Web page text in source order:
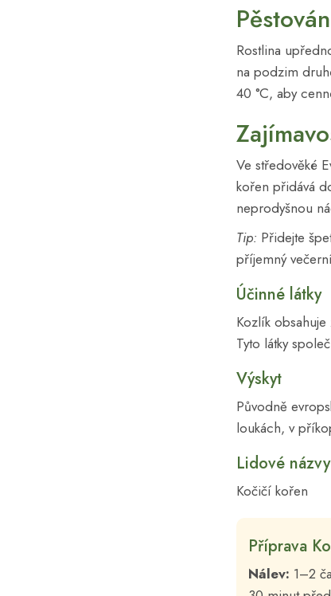
Rostlina
na podzim
40 °C, aby
Ve středověké
kořen přidává
neprodyšnou
Tip: Přidejte
příjemný
Účinné látky
Kozlík
Tyto látky
Výskyt
Původně
loukách, v
Lidové
Kočičí kořen
Příprava
Nálev: 1–2